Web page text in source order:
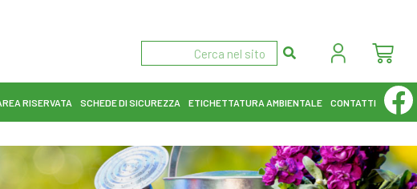
RISERVATA SCHEDE DI SICUREZZA ETICHETTATURA AMBIENTALE CONTATTI